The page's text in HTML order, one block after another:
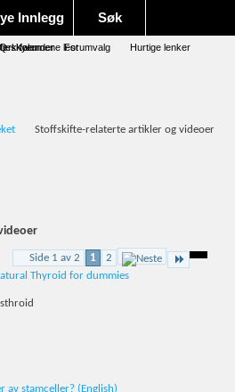
Kalender Forumvalg Hurtige lenker
Innlegg
forumene lest
Søk
Stoffskifte-relaterte artikler og videoer
Side 1 av 2 1
2
Thyroid for dummies
av stamceller? (English)